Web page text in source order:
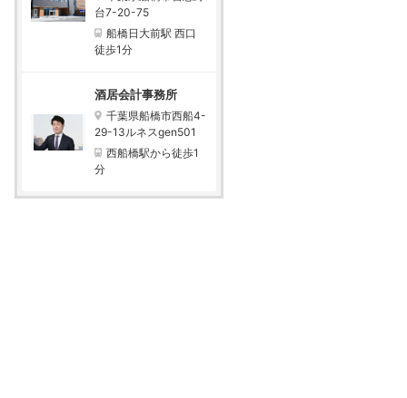
台7-20-75
船橋日大前駅 西口
徒歩1分
酒居会計事務所
千葉県船橋市西船4-
29-13ルネスgen501
西船橋駅から徒歩1
分